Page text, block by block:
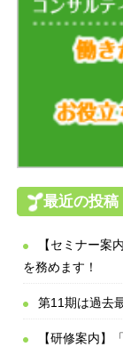
最近の投稿
【セミナー案
を務めます！
第11期は過去
【研修案内